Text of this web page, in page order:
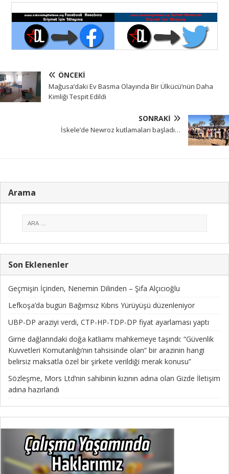
ÖNCEKI
Mağusa’daki Ev Basma Olayında Bir Ülkücü’nün Daha
Kimliği Tespit Edildi
SONRAKI
İskele’de Newroz kutlamaları başladı…
Arama
Son Eklenenler
Geçmişin İçinden, Nenemin Dilinden – Şifa Alçıcıoğlu
Lefkoşa’da bugün Bağımsız Kıbrıs Yürüyüşü düzenleniyor
UBP-DP araziyi verdi, CTP-HP-TDP-DP fiyat ayarlaması yaptı
Girne dağlarındaki doğa katliamı mahkemeye taşındı: “Güvenlik
Kuvvetleri Komutanlığı’nın tahsisinde olan” bir arazinin hangi
belirsiz maksatla özel bir şirkete verildiği merak konusu”
Sözleşme, Mors Ltd’nin sahibinin kızının adına olan Gizde İletişim
adına hazırlandı